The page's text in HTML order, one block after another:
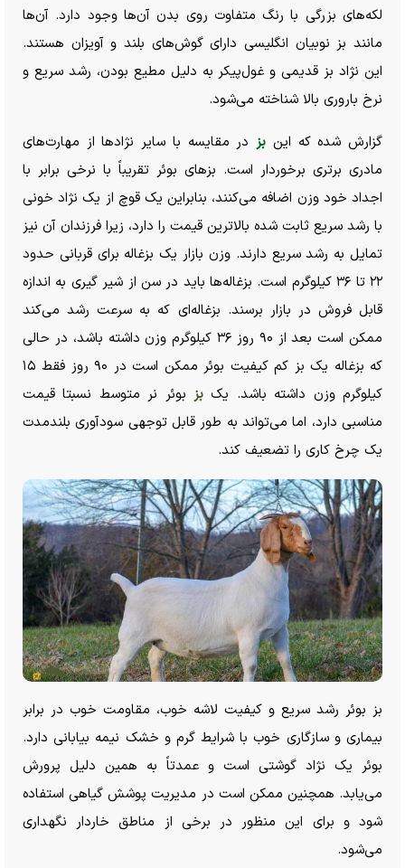
لکه‌های بزرگی با رنگ متفاوت روی بدن آن‌ها وجود دارد. آن‌ها
مانند بز نوبیان انگلیسی دارای گوش‌های بلند و آویزان هستند.
این نژاد بز قدیمی و غول‌پیکر به دلیل مطیع بودن، رشد سریع و
نرخ باروری بالا شناخته می‌شود.
گزارش شده که این بزدر مقایسه با سایر نژاد‌ها از مهارت‌های
مادری برتری برخوردار است. بز‌های بوئر تقریباً با نرخی برابر با
اجداد خود وزن اضافه می‌کنند، بنابراین یک قوچ از یک نژاد خونی
با رشد سریع ثابت شده بالاترین قیمت را دارد، زیرا فرزندان آن نیز
تمایل به رشد سریع دارند. وزن بازار یک بزغاله برای قربانی حدود
۲۲ تا ۳۶ کیلوگرم است. بزغاله‌ها باید در سن از شیر گیری به اندازه
قابل فروش در بازار برسند. بزغاله‌ای که به سرعت رشد می‌کند
ممکن است بعد از ۹۰ روز ۳۶ کیلوگرم وزن داشته باشد، در حالی
که بزغاله یک بز کم کیفیت بوئر ممکن است در ۹۰ روز فقط ۱۵
کیلوگرم وزن داشته باشد. یک بز بوئر نر متوسط نسبتا قیمت
مناسبی دارد، اما می‌تواند به طور قابل توجهی سودآوری بلندمدت
یک چرخ کاری را تضعیف کند.
بز بوئر رشد سریع و کیفیت لاشه خوب، مقاومت خوب در برابر
بیماری و سازگاری خوب با شرایط گرم و خشک نیمه بیابانی دارد.
بوئر یک نژاد گوشتی است و عمدتاً به همین دلیل پرورش
می‌یابد. همچنین ممکن است در مدیریت پوشش گیاهی استفاده
شود و برای این منظور در برخی از مناطق خاردار نگهداری
می‌شود.